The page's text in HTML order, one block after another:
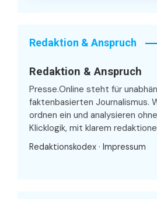
Redaktion & Anspruch
Redaktion & Anspruch
Presse.Online steht für
faktenbasierten Journalismus.
ordnen ein und analysieren
Klicklogik, mit klarem
Redaktionskodex · Impressum